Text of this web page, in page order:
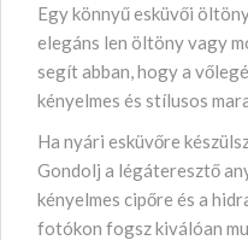
Egy könnyű esküvői
elegáns len öltöny vagy
segít abban, hogy a
kényelmes és stílusos
Ha nyári esküvőre
Gondolj a légáteresztő
kényelmes cipőre és a
fotókon fogsz kiválóan